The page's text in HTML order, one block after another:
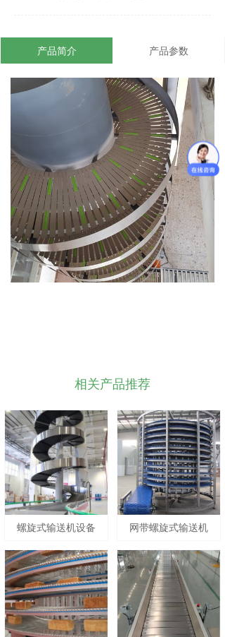
螺旋式输送机设备 网带螺旋式输送机
相关产品推荐
产品简介 产品参数